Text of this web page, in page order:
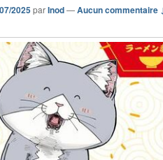
2025parInod—Aucun commentaire